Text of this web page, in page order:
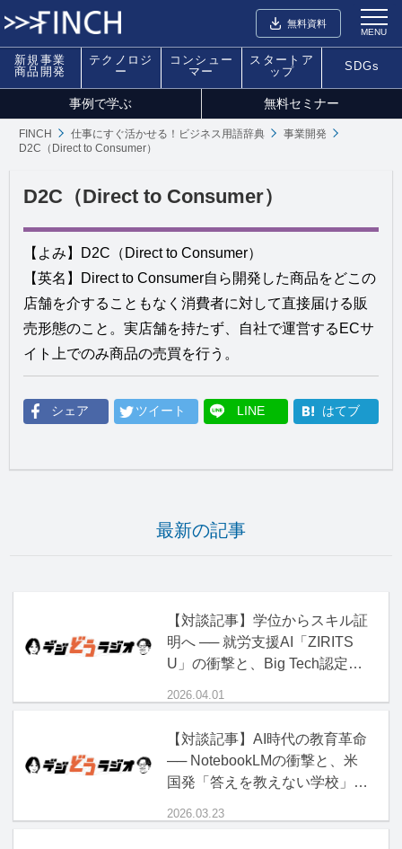
無料資料
MENU
新規事業
商品開発
テクノロジ
ー
コンシュー
マー
スタートア
ップ
SDGs
事例で学ぶ 無料セミナー
FINCH 仕事にすぐ活かせる！ビジネス用語辞典
事業開発
D2C（Direct to Consumer）
D2C（Direct to Consumer）
【よみ】D2C（Direct to Consumer）
【英名】Direct to Consumer自ら開発した商品をどこの
店舗を介することもなく消費者に対して直接届ける販
売形態のこと。実店舗を持たず、自社で運営するECサ
イト上でのみ商品の売買を行う。
シェア ツイート LINE はてブ
最新の記事
【対談記事】学位からスキル証
明へ ── 就労支援AI「ZIRITS
U」の衝撃と、Big Tech認定資
2026.04.01
【対談記事】AI時代の教育革命
── NotebookLMの衝撃と、米
国発「答えを教えない学校」の
2026.03.23